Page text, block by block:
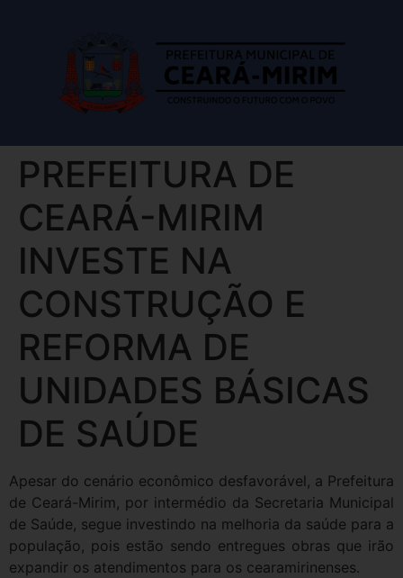
PREFEITURA DE
CEARÁ-MIRIM
INVESTE NA
CONSTRUÇÃO E
REFORMA DE
UNIDADES BÁSICAS
DE SAÚDE
Apesar do cenário econômico desfavorável, a Prefeitura
de Ceará-Mirim, por intermédio da Secretaria Municipal
de Saúde, segue investindo na melhoria da saúde para a
população, pois estão sendo entregues obras que irão
expandir os atendimentos para os cearamirinenses.